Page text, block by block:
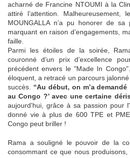
acharné de Francine NTOUMI à la
attiré l’attention. Malheureusement,
MOUNGALLA n’a pu honorer de sa
marquant en raison d’engagements,
faille.
Parmi les étoiles de la soirée,
couronné d’un prix d’excellence
précédent envers le "Made In
éloquent, a retracé un parcours
succès.
“Au début, on m’a
au Congo ?’ avec une certaine
aujourd'hui, grâce à sa passion pour
donné vie à plus de 600 TPE et
Congo peut briller !
Rama a souligné le pouvoir de la
consommant ce que nous